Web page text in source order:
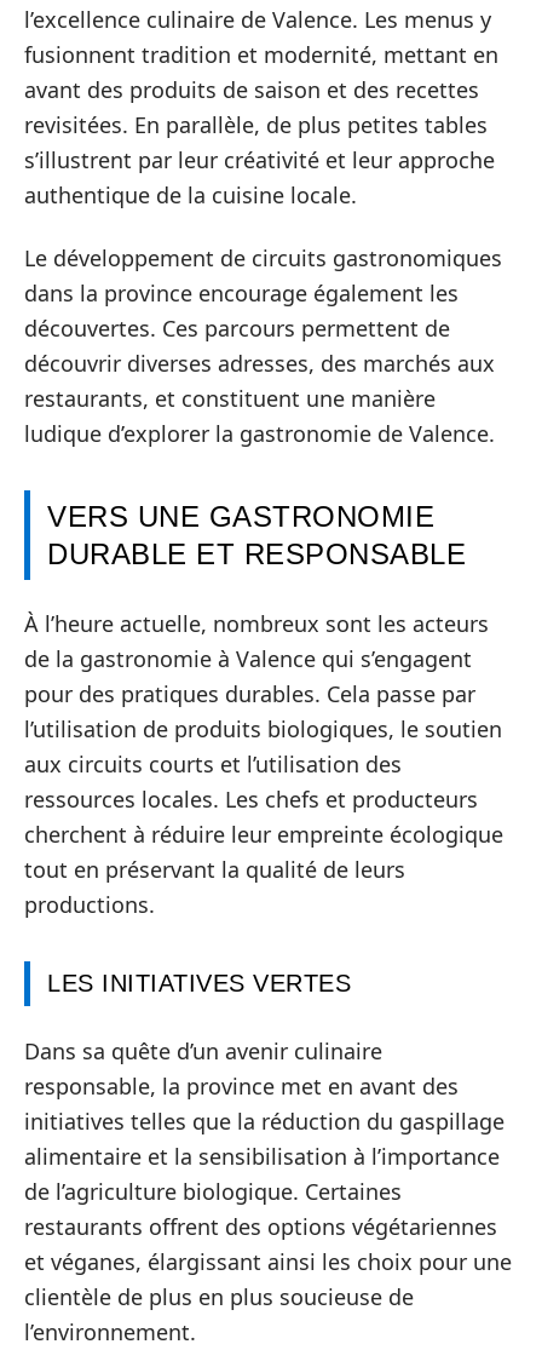
l’excellence culinaire de Valence. Les menus y
fusionnent tradition et modernité, mettant en
avant des produits de saison et des recettes
revisitées. En parallèle, de plus petites tables
s’illustrent par leur créativité et leur approche
authentique de la cuisine locale.
Le développement de circuits gastronomiques
dans la province encourage également les
découvertes. Ces parcours permettent de
découvrir diverses adresses, des marchés aux
restaurants, et constituent une manière
ludique d’explorer la gastronomie de Valence.
VERS UNE GASTRONOMIE
DURABLE ET RESPONSABLE
À l’heure actuelle, nombreux sont les acteurs
de la gastronomie à Valence qui s’engagent
pour des pratiques durables. Cela passe par
l’utilisation de produits biologiques, le soutien
aux circuits courts et l’utilisation des
ressources locales. Les chefs et producteurs
cherchent à réduire leur empreinte écologique
tout en préservant la qualité de leurs
productions.
LES INITIATIVES VERTES
Dans sa quête d’un avenir culinaire
responsable, la province met en avant des
initiatives telles que la réduction du gaspillage
alimentaire et la sensibilisation à l’importance
de l’agriculture biologique. Certaines
restaurants offrent des options végétariennes
et véganes, élargissant ainsi les choix pour une
clientèle de plus en plus soucieuse de
l’environnement.